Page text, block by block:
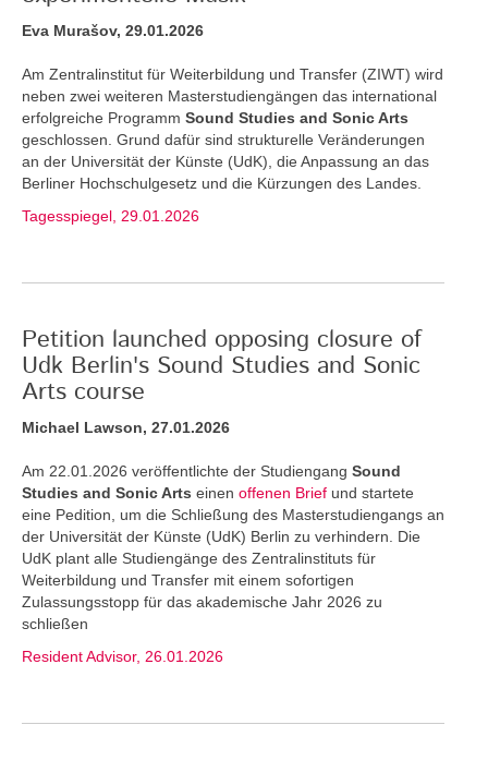
Eva Murašov, 29.01.2026
Am Zentralinstitut für Weiterbildung und Transfer (ZIWT) wird
neben zwei weiteren Masterstudiengängen das international
erfolgreiche Programm Sound Studies and Sonic Arts
geschlossen. Grund dafür sind strukturelle Veränderungen
an der Universität der Künste (UdK), die Anpassung an das
Berliner Hochschulgesetz und die Kürzungen des Landes.
Tagesspiegel, 29.01.2026
Petition launched opposing closure of
Udk Berlin's Sound Studies and Sonic
Arts course
Michael Lawson, 27.01.2026
Am 22.01.2026 veröffentlichte der Studiengang Sound
Studies and Sonic Arts einen offenen Brief und startete
eine Pedition, um die Schließung des Masterstudiengangs an
der Universität der Künste (UdK) Berlin zu verhindern. Die
UdK plant alle Studiengänge des Zentralinstituts für
Weiterbildung und Transfer mit einem sofortigen
Zulassungsstopp für das akademische Jahr 2026 zu
schließen
Resident Advisor, 26.01.2026